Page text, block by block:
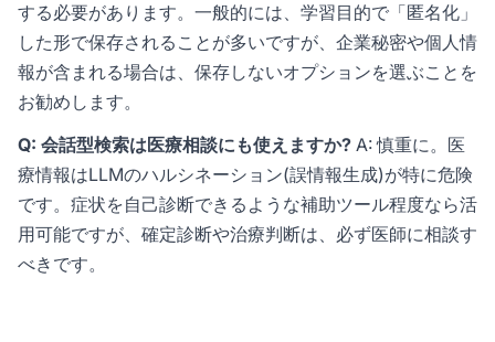
する必要があります。一般的には、学習目的で「匿名化」
した形で保存されることが多いですが、企業秘密や個人情
報が含まれる場合は、保存しないオプションを選ぶことを
お勧めします。
Q: 会話型検索は医療相談にも使えますか? A: 慎重に。医
療情報はLLMのハルシネーション(誤情報生成)が特に危険
です。症状を自己診断できるような補助ツール程度なら活
用可能ですが、確定診断や治療判断は、必ず医師に相談す
べきです。